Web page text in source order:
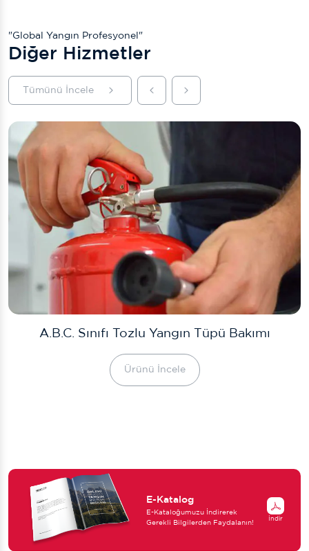
"Global Yangın Profesyonel"
Diğer Hizmetler
Tümünü İncele
A.B.C. Sınıfı Tozlu Yangın Tüpü Bakımı
Ürünü İncele
E-Katalog
E-Kataloğumuzu İndirerek
Gerekli Bilgilerden Faydalanın!
İndir